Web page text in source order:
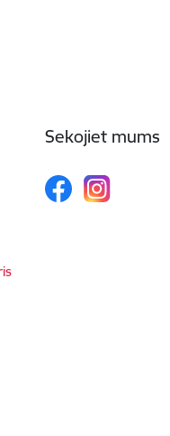
Sekojiet mums